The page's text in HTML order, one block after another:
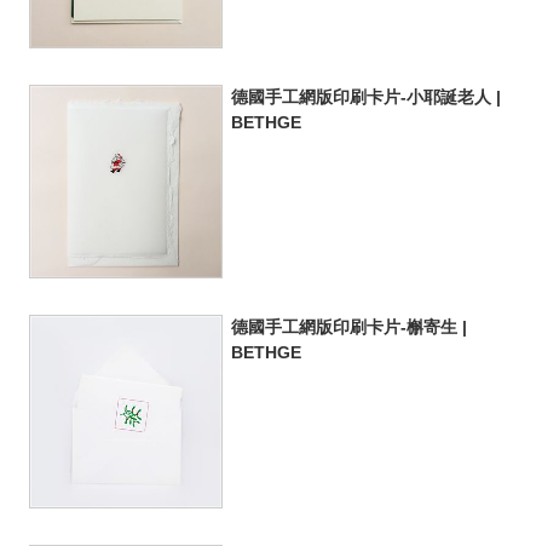
德國手工網版印刷卡片-小耶誕老人 |
BETHGE
德國手工網版印刷卡片-槲寄生 |
BETHGE